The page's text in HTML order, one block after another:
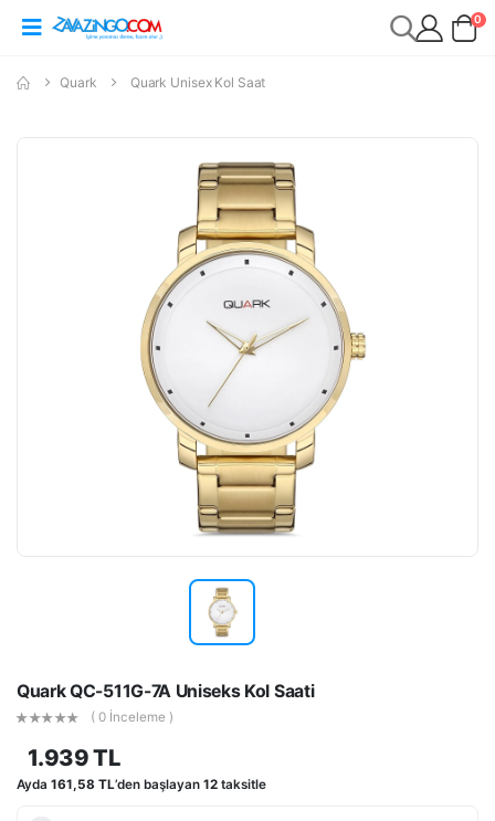
0
Quark Quark Unisex Kol Saat
Quark QC-511G-7A Uniseks Kol Saati
( 0 İnceleme )
1.939 TL
Ayda 161,58 TL’den başlayan 12 taksitle